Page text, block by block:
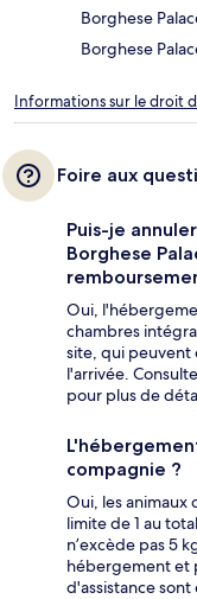
Borghese
Borghese
Informations sur le droit
Foire aux
Puis-je
Borghese
Oui,
chambres
site, qui peuvent
l'arrivée.
pour plus de
compagnie ?
Oui, les animaux
limite de 1 au
n’excède pas 5
hébergement et
d'assistance